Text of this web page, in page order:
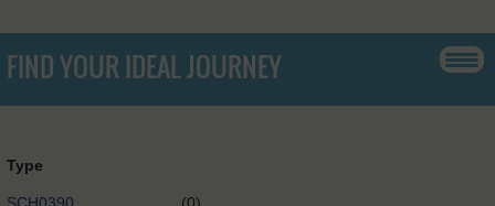
FIND YOUR IDEAL JOURNEY
Type